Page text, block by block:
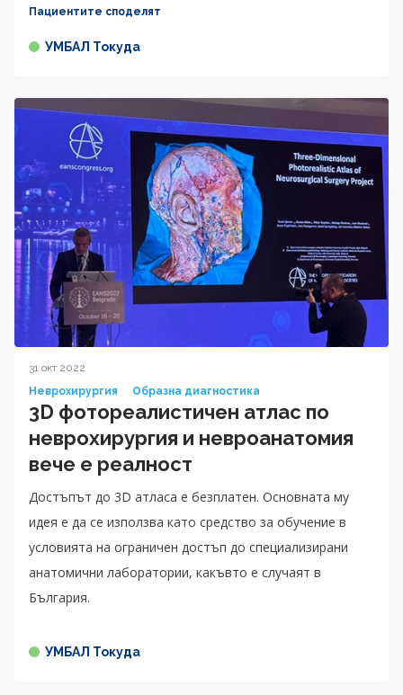
Пациентите споделят
УМБАЛ Токуда
31 окт 2022
Неврохирургия
Образна диагностика
3D фотореалистичен атлас по
неврохирургия и невроанатомия
вече е реалност
Достъпът до 3D атласа е безплатен. Основната му
идея е да се използва като средство за обучение в
условията на ограничен достъп до специализирани
анатомични лаборатории, какъвто е случаят в
България.
УМБАЛ Токуда